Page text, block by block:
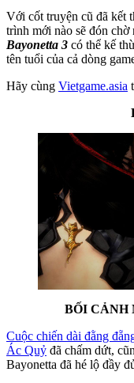
Với cốt truyện cũ đã kết
trình mới nào sẽ đón
Bayonetta 3 có thể kế
tên tuổi của cả dòng
Hãy cùng Vietgame.asia
BỐI CẢNH
Cuộc chiến dài đằng
Ác Quỷ đã chấm dứt,
Bayonetta đã hé lộ đầy